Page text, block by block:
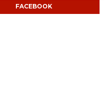
FACEBOOK